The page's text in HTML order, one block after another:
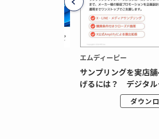
エムディーピー
サンプリングを実店
げるには？ デジタル
ダウン